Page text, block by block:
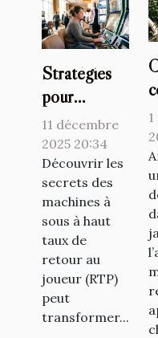
Stratégies
pour
identifier et
jouer aux
machines à
sous avec
les meilleurs
RTP
11 décembre
2025 20:34
Découvrir les
secrets des
machines à
sous à haut
taux de
retour au
joueur (RTP)
peut
transformer...